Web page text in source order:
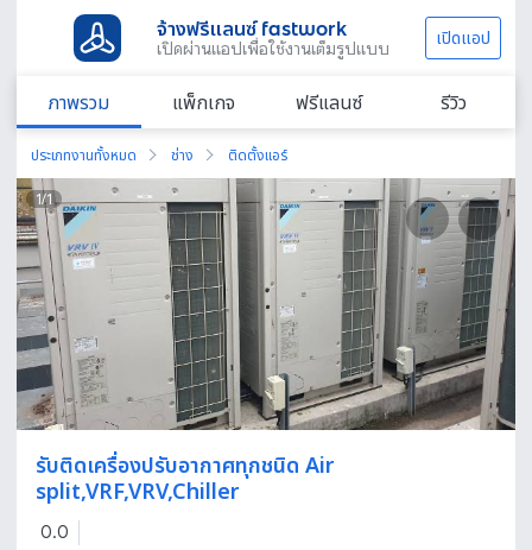
จ้างฟรีแลนซ์ fastwork
เปิดผ่านแอปเพื่อใช้งานเต็มรูปแบบ เปิดแอป
ภาพรวม แพ็กเกจ ฟรีแลนซ์ รีวิว
ประเภทงานทั้งหมด ช่าง ติดตั้งแอร์
1/1
รับติดเครื่องปรับอากาศทุกชนิด Air
split,VRF,VRV,Chiller
0.0